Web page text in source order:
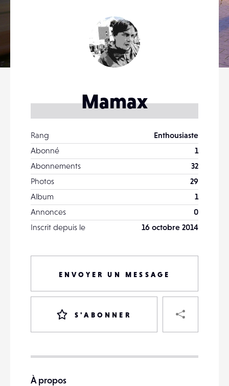
Mamax
Rang
Enthousiaste
Abonné
1
Abonnements
32
Photos
29
Album
1
Annonces
0
Inscrit depuis le
16 octobre 2014
ENVOYER UN MESSAGE
S'ABONNER
À propos